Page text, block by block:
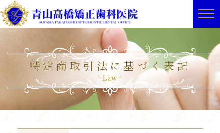
特定商取引法に基づく表記
Law